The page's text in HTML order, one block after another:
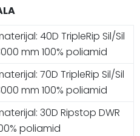
40D TripleRip Sil/Sil
mm 100% poliamid
70D TripleRip Sil/Sil
mm 100% poliamid
30D Ripstop DWR
poliamid